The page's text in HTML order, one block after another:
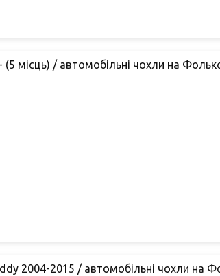
місць) / автомобільні чохли на
2004-2015 / автомобільні чохли на